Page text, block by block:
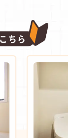
ちら